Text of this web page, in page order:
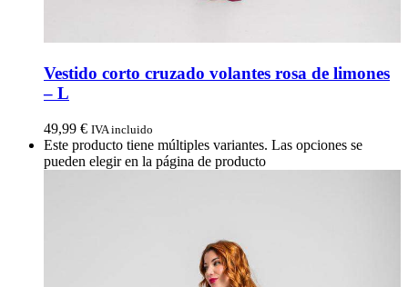
Vestido corto cruzado volantes rosa de limones
– L
49,99 € IVA incluido
Este producto tiene múltiples variantes. Las opciones se
pueden elegir en la página de producto